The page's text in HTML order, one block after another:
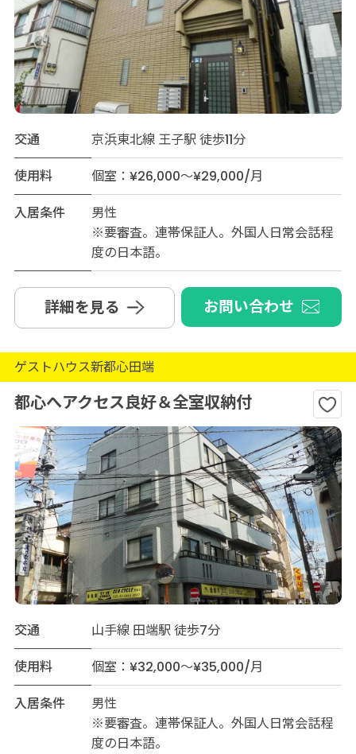
交通
京浜東北線 王子駅 徒歩11分
使用料
個室：¥26,000～¥29,000/月
入居条件
男性
※要審査。連帯保証人。外国人日常会話程
度の日本語。
詳細を見る お問い合わせ
ゲストハウス新都心田端
都心へアクセス良好＆全室収納付
交通
山手線 田端駅 徒歩7分
使用料
個室：¥32,000～¥35,000/月
入居条件
男性
※要審査。連帯保証人。外国人日常会話程
度の日本語。